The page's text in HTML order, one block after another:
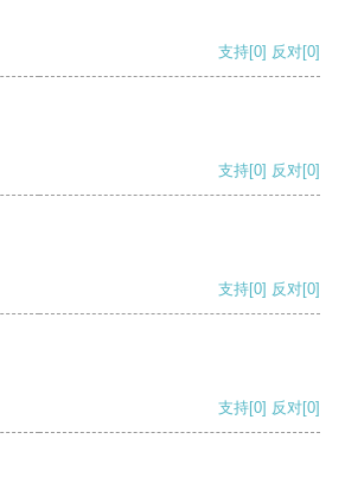
支持[0] 反对[0]
支持[0] 反对[0]
支持[0] 反对[0]
支持[0] 反对[0]